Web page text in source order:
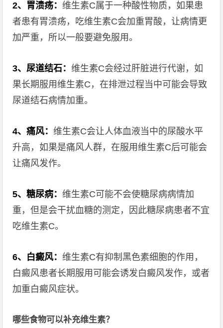
2、胃溃疡：维生素C属于一种酸性物质，如果患
者患有胃溃疡，吃维生素C会加重胃酸，让病情更
加严重，所以一般要避免服用。
3、尿道结石：维生素C会经过肝脏进行代谢，如
果长期服用维生素C，在排泄过程当中可能会导致
尿道结石病情加重。
4、痛风：维生素C会让人体血液当中的尿酸水平
升高，如果是痛风人群，在服用维生素C后可能会
让痛风发作。
5、糖尿病：维生素C可能不会使糖尿病病情加
重，但是会干扰血糖的测定，因此糖尿病患者不宜
吃维生素C。
6、白癜风：维生素C有抑制黑色素细胞的作用，
白癜风患者长期服用可能会诱发白癜风发作，或者
加重白癜风症状。
哪些食物可以补充维生素？